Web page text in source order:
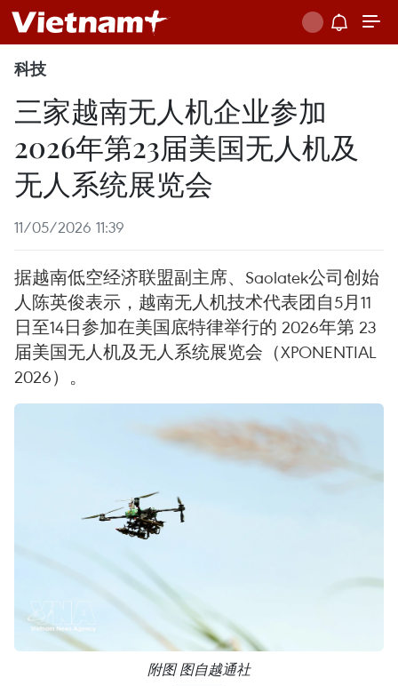
科技
三家越南无人机企业参加
2026年第23届美国无人机及
无人系统展览会
11/05/2026 11:39
据越南低空经济联盟副主席、Saolatek公司创始
人陈英俊表示，越南无人机技术代表团自5月11
日至14日参加在美国底特律举行的 2026年第 23
届美国无人机及无人系统展览会（XPONENTIAL
2026）。
附图 图自越通社